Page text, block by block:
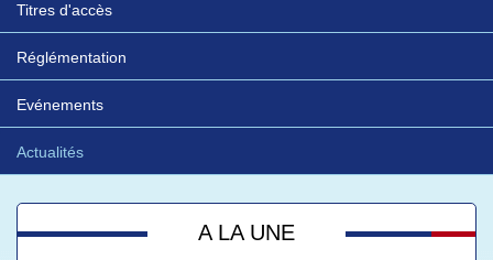
Titres d'accès
Réglémentation
Evénements
Actualités
A LA UNE